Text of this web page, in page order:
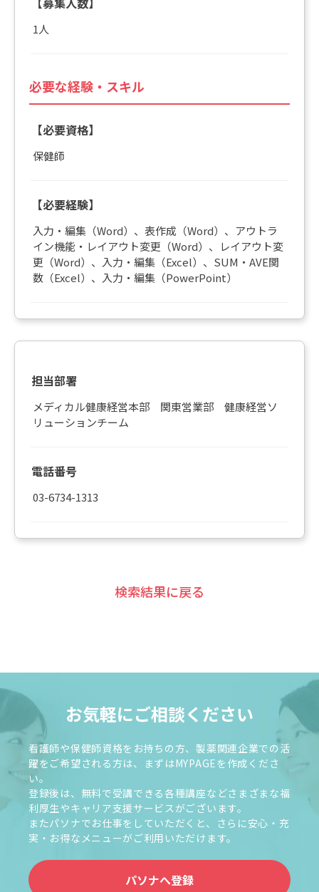
1人
必要な経験・スキル
【必要資格】
保健師
【必要経験】
入力・編集（Word）、表作成（Word）、アウトラ
イン機能・レイアウト変更（Word）、レイアウト変
更（Word）、入力・編集（Excel）、SUM・AVE関
数（Excel）、入力・編集（PowerPoint）
担当部署
メディカル健康経営本部 関東営業部 健康経営ソ
リューションチーム
電話番号
03-6734-1313
検索結果に戻る
お気軽にご相談ください
看護師や保健師資格をお持ちの方、製薬関連企業での活
躍をご希望される方は、まずはMYPAGEを作成くださ
い。
登録後は、無料で受講できる各種講座などさまざまな福
利厚生やキャリア支援サービスがございます。
またパソナでお仕事をしていただくと、さらに安心・充
実・お得なメニューがご利用いただけます。
パソナへ登録